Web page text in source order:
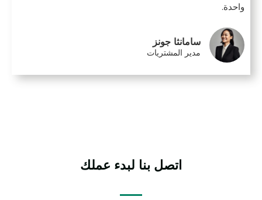
واحدة.
سامانثا جونز
مدير المشتريات
اتصل بنا لبدء عملك